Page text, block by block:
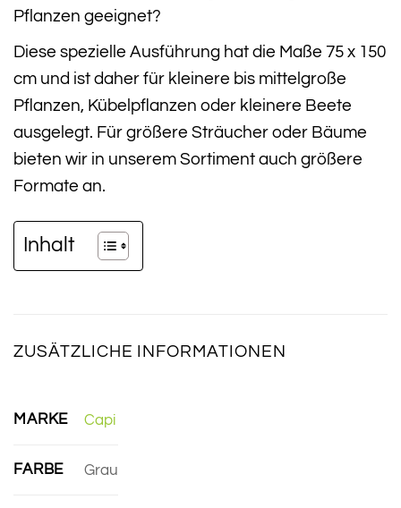
Pflanzen geeignet?
Diese spezielle Ausführung hat die Maße 75 x 150
cm und ist daher für kleinere bis mittelgroße
Pflanzen, Kübelpflanzen oder kleinere Beete
ausgelegt. Für größere Sträucher oder Bäume
bieten wir in unserem Sortiment auch größere
Formate an.
Inhalt
ZUSÄTZLICHE INFORMATIONEN
MARKE Capi
FARBE Grau